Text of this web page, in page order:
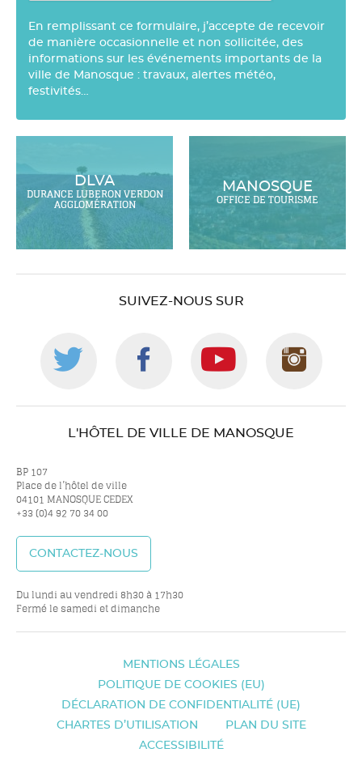
En remplissant ce formulaire, j’accepte de recevoir
de manière occasionnelle et non sollicitée, des
informations sur les événements importants de la
ville de Manosque : travaux, alertes météo,
festivités…
DLVA
DURANCE LUBERON VERDON
AGGLOMÉRATION
MANOSQUE
OFFICE DE TOURISME
SUIVEZ-NOUS SUR
Suivez-
nous
sur
twitter
Suivez-
nous
facebook
Suivez-
nous
L'HÔTEL DE VILLE DE MANOSQUE
BP 107
Place de l’hôtel de ville
04101 MANOSQUE CEDEX
+33 (0)4 92 70 34 00
CONTACTEZ-NOUS
Du lundi au vendredi 8h30 à 17h30
Fermé le samedi et dimanche
MENTIONS LÉGALES
POLITIQUE DE COOKIES (EU)
DÉCLARATION DE CONFIDENTIALITÉ (UE)
CHARTES D’UTILISATION
PLAN DU SITE
ACCESSIBILITÉ